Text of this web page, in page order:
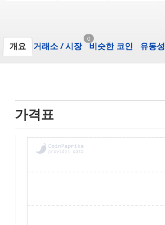
개요 거래소 /시장
0
비슷한 코인 유동성
가격표